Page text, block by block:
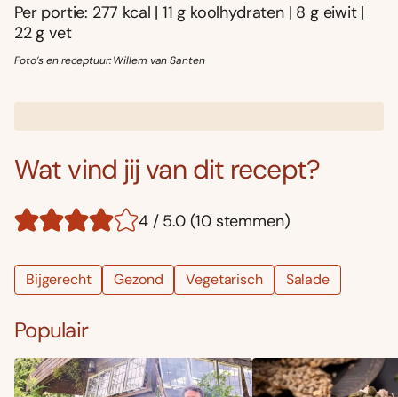
Per portie: 277 kcal | 11 g koolhydraten | 8 g eiwit |
22 g vet
Foto’s en receptuur: Willem van Santen
Wat vind jij van dit recept?
4 / 5.0 (10 stemmen)
Bijgerecht Gezond Vegetarisch Salade
Populair